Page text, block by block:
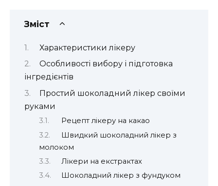
Зміст
Характеристики лікеру
Особливості вибору і підготовка
інгредієнтів
Простий шоколадний лікер своїми
руками
Рецепт лікеру на какао
Швидкий шоколадний лікер з
молоком
Лікери на екстрактах
Шоколадний лікер з фундуком